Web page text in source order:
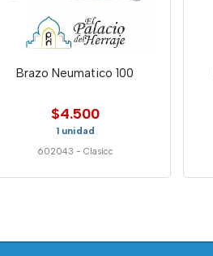
Brazo Neumatico 100
$4.500
1 unidad
602043 - Clasicc